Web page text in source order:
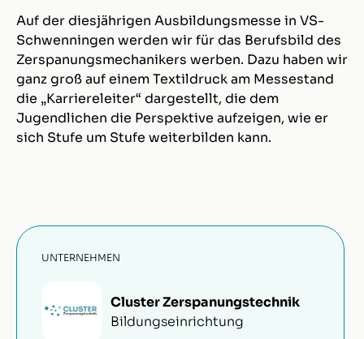
Auf der diesjährigen Ausbildungsmesse in VS-
Schwenningen werden wir für das Berufsbild des
Zerspanungsmechanikers werben. Dazu haben wir
ganz groß auf einem Textildruck am Messestand
die „Karriereleiter“ dargestellt, die dem
Jugendlichen die Perspektive aufzeigen, wie er
sich Stufe um Stufe weiterbilden kann.
UNTERNEHMEN
Cluster Zerspanungstechnik
Bildungseinrichtung